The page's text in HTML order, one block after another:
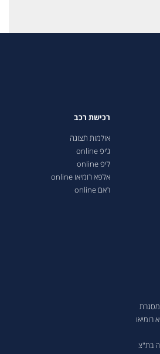
רומיאו
בת"צ
רכישת רכב
אולמות תצוגה
ג’יפ online
ליפ online
אלפא רומיאו online
ראם online